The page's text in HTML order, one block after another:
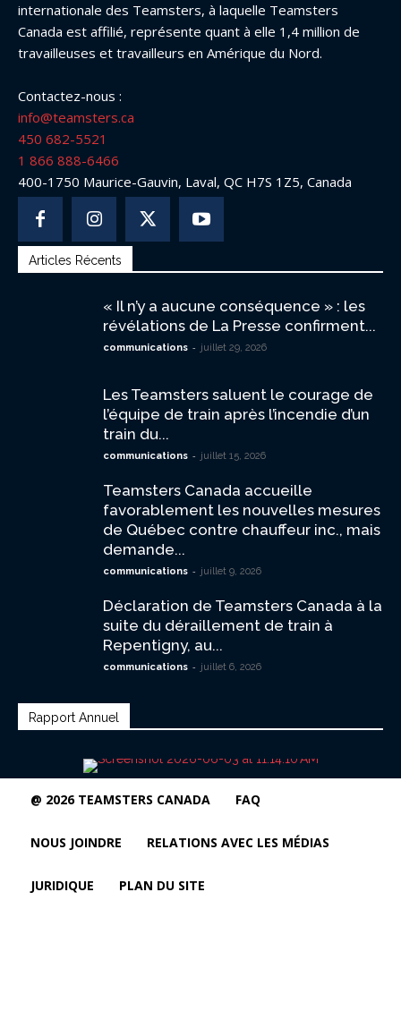
internationale des Teamsters, à laquelle Teamsters
Canada est affilié, représente quant à elle 1,4 million de
travailleuses et travailleurs en Amérique du Nord.
Contactez-nous :
info@teamsters.ca
450 682-5521
1 866 888-6466
400-1750 Maurice-Gauvin, Laval, QC H7S 1Z5, Canada
Articles Récents
« Il n’y a aucune conséquence » : les
révélations de La Presse confirment...
communications - juillet 29, 2026
Les Teamsters saluent le courage de
l’équipe de train après l’incendie d’un
train du...
communications - juillet 15, 2026
Teamsters Canada accueille
favorablement les nouvelles mesures
de Québec contre chauffeur inc., mais
demande...
communications - juillet 9, 2026
Déclaration de Teamsters Canada à la
suite du déraillement de train à
Repentigny, au...
communications - juillet 6, 2026
Rapport Annuel
@ 2026 TEAMSTERS CANADA FAQ
NOUS JOINDRE RELATIONS AVEC LES MÉDIAS
JURIDIQUE PLAN DU SITE